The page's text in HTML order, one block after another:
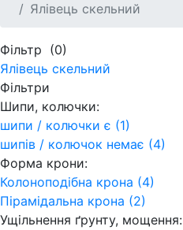
Ялівець скельний
Фільтр (0)
Ялівець скельний
Фільтри
Шипи, колючки:
шипи / колючки є (1)
шипів / колючок немає (4)
Форма крони:
Колоноподібна крона (4)
Пірамідальна крона (2)
Ущільнення ґрунту, мощення: